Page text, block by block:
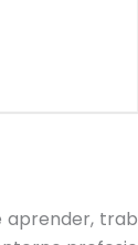
aprender, trab